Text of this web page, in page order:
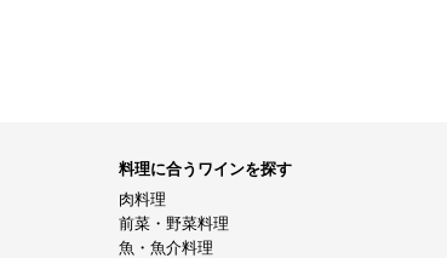
料理に合うワインを探す
肉料理
前菜・野菜料理
魚・魚介料理